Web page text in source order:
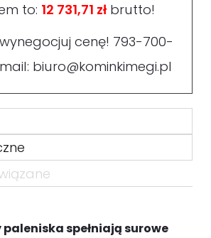
to: 12 731,71 złbrutto!
cenę! 793-700-
biuro@kominkimegi.pl
spełniają surowe